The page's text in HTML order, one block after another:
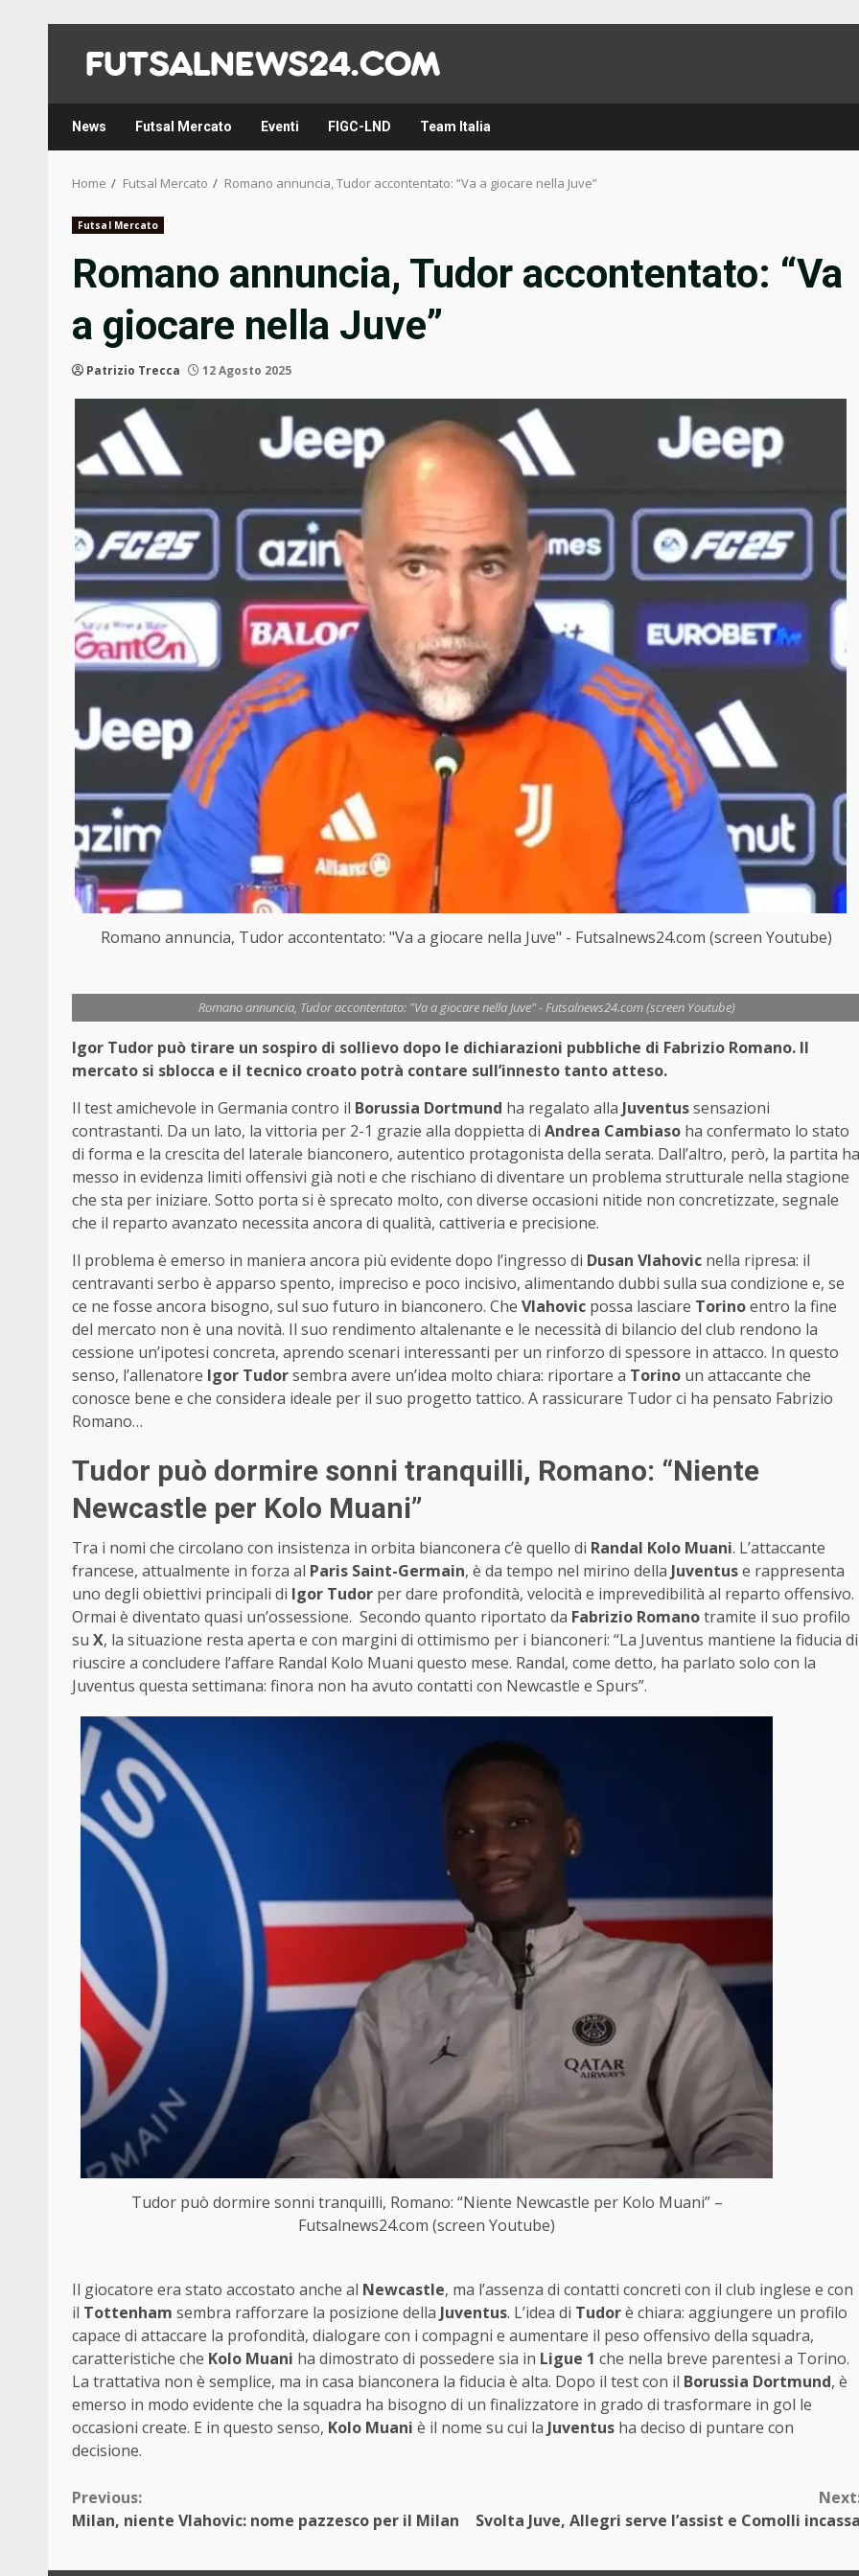
content
News Futsal Mercato Eventi FIGC-LND Team Italia
Home Futsal Mercato Romano annuncia, Tudor accontentato: “Va a giocare nella Juve”
Futsal Mercato
Romano annuncia, Tudor accontentato: “Va
a giocare nella Juve”
Patrizio Trecca 12 Agosto 2025
Romano annuncia, Tudor accontentato: "Va a giocare nella Juve" - Futsalnews24.com (screen Youtube)
Romano annuncia, Tudor accontentato: "Va a giocare nella Juve" - Futsalnews24.com (screen Youtube)
Igor Tudor può tirare un sospiro di sollievo dopo le dichiarazioni pubbliche di Fabrizio Romano. Il
mercato si sblocca e il tecnico croato potrà contare sull’innesto tanto atteso.
Il test amichevole in Germania contro il Borussia Dortmund ha regalato alla Juventussensazioni
contrastanti. Da un lato, la vittoria per 2-1 grazie alla doppietta di Andrea Cambiaso ha confermato lo stato
di forma e la crescita del laterale bianconero, autentico protagonista della serata. Dall’altro, però, la partita ha
messo in evidenza limiti offensivi già noti e che rischiano di diventare un problema strutturale nella stagione
che sta per iniziare. Sotto porta si è sprecato molto, con diverse occasioni nitide non concretizzate, segnale
che il reparto avanzato necessita ancora di qualità, cattiveria e precisione.
Il problema è emerso in maniera ancora più evidente dopo l’ingresso di Dusan Vlahovic nella ripresa: il
centravanti serbo è apparso spento, impreciso e poco incisivo, alimentando dubbi sulla sua condizione e, se
ce ne fosse ancora bisogno, sul suo futuro in bianconero. Che Vlahovic possa lasciare Torinoentro la fine
del mercato non è una novità. Il suo rendimento altalenante e le necessità di bilancio del club rendono la
cessione un’ipotesi concreta, aprendo scenari interessanti per un rinforzo di spessore in attacco. In questo
senso, l’allenatore Igor Tudorsembra avere un’idea molto chiara: riportare a Torino un attaccante che
conosce bene e che considera ideale per il suo progetto tattico. A rassicurare Tudor ci ha pensato Fabrizio
Romano…
Tudor può dormire sonni tranquilli, Romano: “Niente
Newcastle per Kolo Muani”
Tra i nomi che circolano con insistenza in orbita bianconera c’è quello di Randal Kolo Muani. L’attaccante
francese, attualmente in forza al Paris Saint-Germain, è da tempo nel mirino della Juventuse rappresenta
uno degli obiettivi principali di Igor Tudor per dare profondità, velocità e imprevedibilità al reparto offensivo.
Ormai è diventato quasi un’ossessione. Secondo quanto riportato da Fabrizio Romanotramite il suo profilo
su X, la situazione resta aperta e con margini di ottimismo per i bianconeri: “La Juventus mantiene la fiducia di
riuscire a concludere l’affare Randal Kolo Muani questo mese. Randal, come detto, ha parlato solo con la
Juventus questa settimana: finora non ha avuto contatti con Newcastle e Spurs”.
Tudor può dormire sonni tranquilli, Romano: “Niente Newcastle per Kolo Muani” –
Futsalnews24.com (screen Youtube)
Il giocatore era stato accostato anche al Newcastle, ma l’assenza di contatti concreti con il club inglese e con
il Tottenham sembra rafforzare la posizione della Juventus. L’idea di Tudorè chiara: aggiungere un profilo
capace di attaccare la profondità, dialogare con i compagni e aumentare il peso offensivo della squadra,
caratteristiche che Kolo Muani ha dimostrato di possedere sia in Ligue 1 che nella breve parentesi a Torino.
La trattativa non è semplice, ma in casa bianconera la fiducia è alta. Dopo il test con il Borussia Dortmund, è
emerso in modo evidente che la squadra ha bisogno di un finalizzatore in grado di trasformare in gol le
occasioni create. E in questo senso, Kolo Muani è il nome su cui la Juventus ha deciso di puntare con
decisione.
Continue
Previous:
Milan, niente Vlahovic: nome pazzesco per il Milan
Svolta Juve, Allegri serve l’assist e Comolli